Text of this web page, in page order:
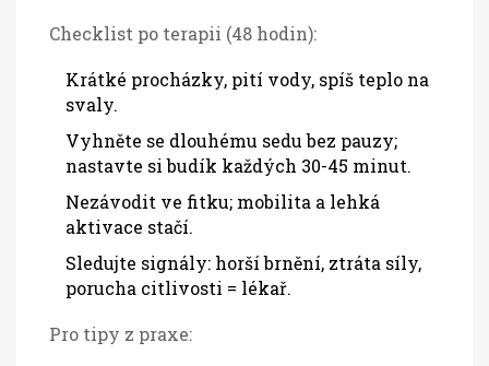
Checklist po terapii (48 hodin):
Krátké procházky, pití vody, spíš teplo na
svaly.
Vyhněte se dlouhému sedu bez pauzy;
nastavte si budík každých 30-45 minut.
Nezávodit ve fitku; mobilita a lehká
aktivace stačí.
Sledujte signály: horší brnění, ztráta síly,
porucha citlivosti = lékař.
Pro tipy z praxe: